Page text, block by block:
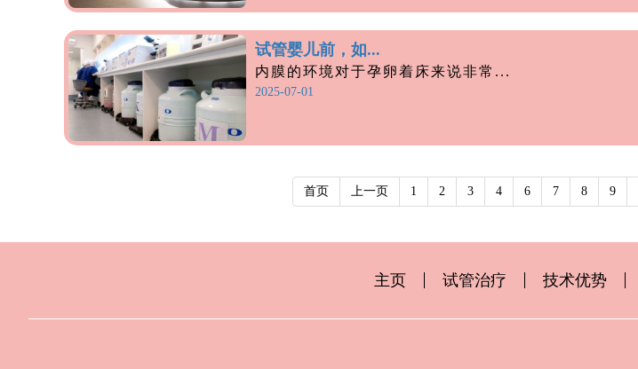
试管婴儿前，如...
内膜的环境对于孕卵着床来说非常...
2025-07-01
首页 上一页 1 2 3 4 6 7 8 9
主页 试管治疗 技术优势